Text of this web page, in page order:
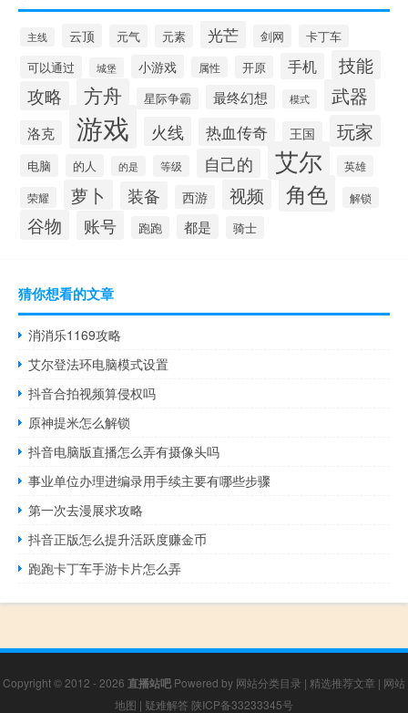
主线 云顶 元气 元素 光芒 剑网
卡丁车
可以通过
城堡 小游戏 属性 开原 手机
技能
攻略
方舟 星际争霸 最终幻想 模式 武器
洛克 游戏 火线 热血传奇 王国 玩家
电脑 的人 的是 等级 自己的 艾尔 英雄
荣耀 萝卜 装备 西游 视频 角色 解锁
谷物 账号 跑跑 都是 骑士
猜你想看的文章
消消乐1169攻略
艾尔登法环电脑模式设置
抖音合拍视频算侵权吗
原神提米怎么解锁
抖音电脑版直播怎么弄有摄像头吗
事业单位办理进编录用手续主要有哪些步骤
第一次去漫展求攻略
抖音正版怎么提升活跃度赚金币
跑跑卡丁车手游卡片怎么弄
Copyright © 2012 - 2026 直播站吧 Powered by 网站分类目录 | 精选推荐文章 | 网站
地图 | 疑难解答 陕ICP备33233345号